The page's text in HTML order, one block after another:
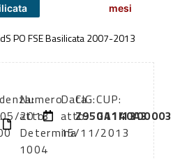
mesi
PO FSE Basilicata 2007-2013
2013
Numero
atto:
Determina
1004
Data
atto:
15/11/2013
CIG:
Z950A140A3
CUP: